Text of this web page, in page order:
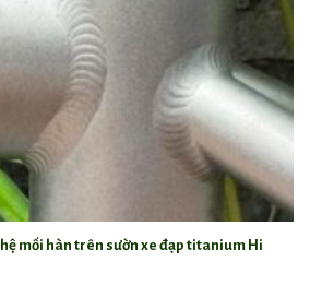
mối hàn trên sườn xe đạp titanium Hi